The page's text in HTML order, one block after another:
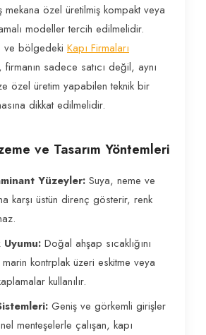
mekana özel üretilmiş kompakt veya
modeller tercih edilmelidir.
ve bölgedeki Kapı Firmaları
sadece satıcı değil, aynı
özel üretim yapabilen teknik bir
dikkat edilmelidir.
ve Tasarım Yöntemleri
Yüzeyler: Suya, neme ve
karşı üstün direnç gösterir, renk
Doğal ahşap sıcaklığını
kontrplak üzeri eskitme veya
kullanılır.
Geniş ve görkemli girişler
menteşelerle çalışan, kapı